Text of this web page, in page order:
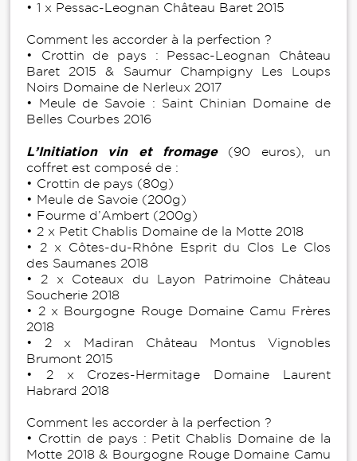
• 1 x Pessac-Leognan Château Baret 2015
Comment les accorder à la perfection ?
• Crottin de pays : Pessac-Leognan Château
Baret 2015 & Saumur Champigny Les Loups
Noirs Domaine de Nerleux 2017
• Meule de Savoie : Saint Chinian Domaine de
Belles Courbes 2016
L’Initiation vin et fromage (90 euros), un
coffret est composé de :
• Crottin de pays (80g)
• Meule de Savoie (200g)
• Fourme d’Ambert (200g)
• 2 x Petit Chablis Domaine de la Motte 2018
• 2 x Côtes-du-Rhône Esprit du Clos Le Clos
des Saumanes 2018
• 2 x Coteaux du Layon Patrimoine Château
Soucherie 2018
• 2 x Bourgogne Rouge Domaine Camu Frères
2018
• 2 x Madiran Château Montus Vignobles
Brumont 2015
• 2 x Crozes-Hermitage Domaine Laurent
Habrard 2018
Comment les accorder à la perfection ?
• Crottin de pays : Petit Chablis Domaine de la
Motte 2018 & Bourgogne Rouge Domaine Camu